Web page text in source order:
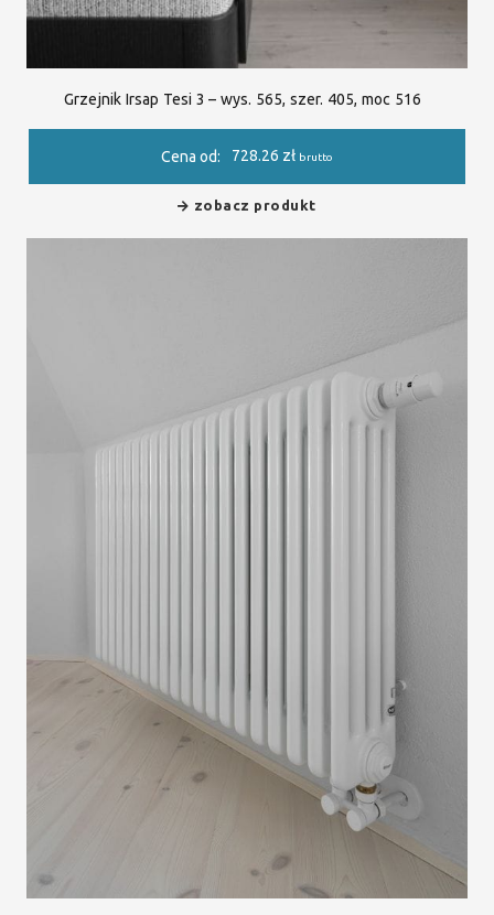
Grzejnik Irsap Tesi 3 – wys. 565, szer. 405, moc 516
Cena od: 728.26 zł brutto
zobacz produkt